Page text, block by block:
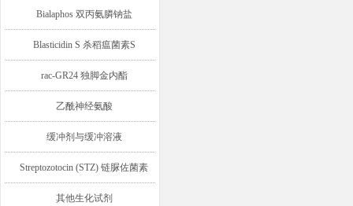
Bialaphos 双丙氨膦钠盐
Blasticidin S 杀稻瘟菌素S
rac-GR24 独脚金内酯
乙酰神经氨酸
缓冲剂与缓冲溶液
Streptozotocin (STZ) 链脲佐菌素
其他生化试剂